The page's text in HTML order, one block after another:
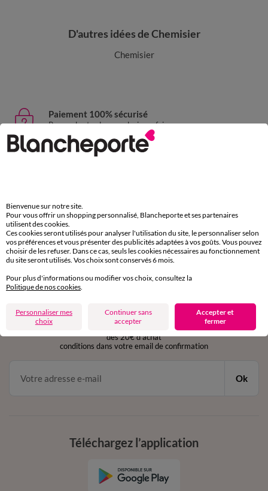
D'autres idées de Chemisier
Chemisier
Paiement 100% sécurisé
Payez plus tard ou en plusieurs fois
Livraison express
sous 30 jours avec Mondial Relay uniquement
Service clients
par chat et par téléphone
de 8h00 à 20h00 du lundi au samedi
en vous inscrivant à la newsletter
dès 20€ d’achat
conditions dans votre email de confirmation
Ok
Téléchargez l’application
Bienvenue sur notre site.
Pour vous offrir un shopping personnalisé, Blancheporte et ses partenaires
utilisent des cookies.
Ces cookies seront utilisés pour analyser l'utilisation du site, le personnaliser selon
vos préférences et vous présenter des publicités adaptées à vos goûts. Vous pouvez
choisir de les refuser. Dans ce cas, seuls les cookies nécessaires au fonctionnement
du site seront utilisés. Vos choix sont conservés 6 mois.
Pour plus d'informations ou modifier vos choix, consultez la
Politique de nos cookies
Personnaliser mes
choix
Continuer sans
accepter
Accepter et
fermer